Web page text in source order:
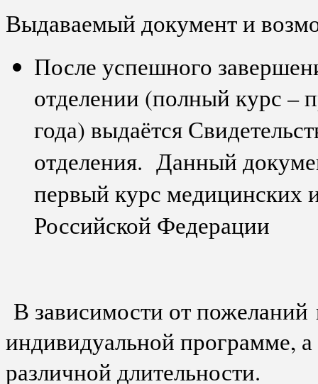
Выдаваемый документ и
После успешного
отделении (полный курс –
года) выдаётся
отделения. Данный
первый курс медицинских
Российской Федерации
В зависимости от
индивидуальной программе, а
различной длительности.